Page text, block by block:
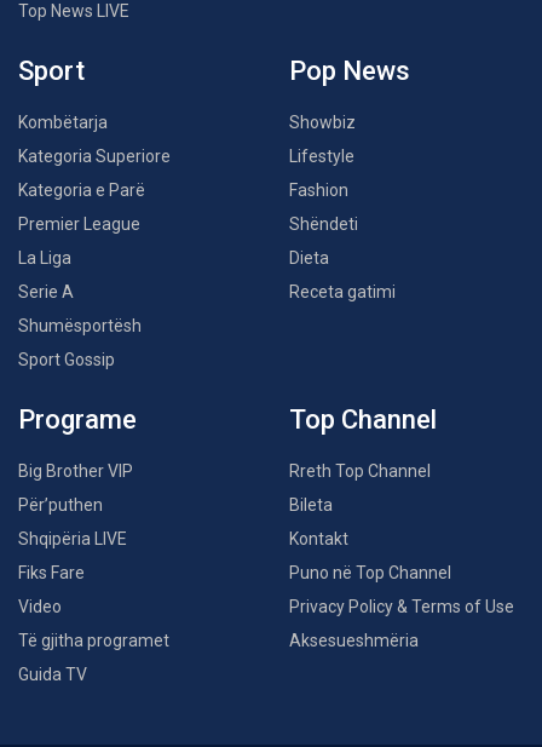
Top News LIVE
Sport
Kombëtarja
Kategoria Superiore
Kategoria e Parë
Premier League
La Liga
Serie A
Shumësportësh
Sport Gossip
Pop News
Showbiz
Lifestyle
Fashion
Shëndeti
Dieta
Receta gatimi
Programe
Big Brother VIP
Për’puthen
Shqipëria LIVE
Fiks Fare
Video
Të gjitha programet
Guida TV
Top Channel
Rreth Top Channel
Bileta
Kontakt
Puno në Top Channel
Privacy Policy & Terms of Use
Aksesueshmëria